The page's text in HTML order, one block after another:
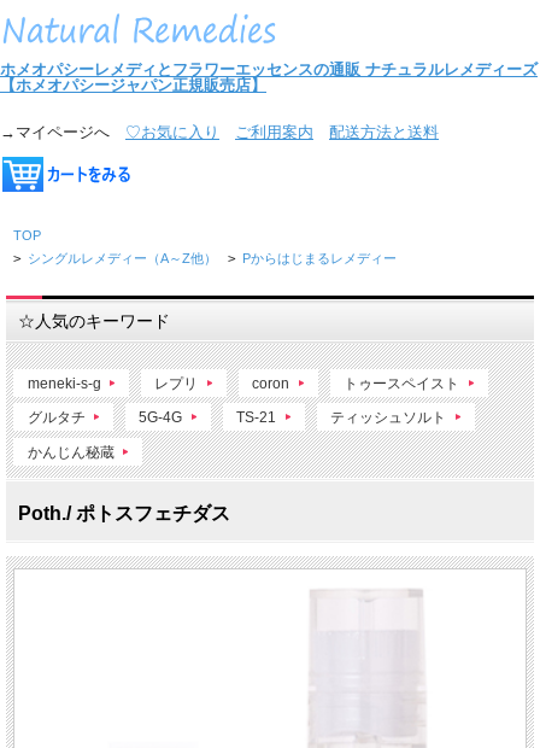
ホメオパシーレメディとフラワーエッセンスの通販 ナチュラルレメディーズ
【ホメオパシージャパン正規販売店】
→マイページへ ♡お気に入り ご利用案内 配送方法と送料
TOP
> シングルレメディー（A～Z他） > Pからはじまるレメディー
☆人気のキーワード
meneki-s-g レプリ coron トゥースペイスト
グルタチ 5G-4G TS-21 ティッシュソルト
かんじん秘蔵
Poth./ ポトスフェチダス